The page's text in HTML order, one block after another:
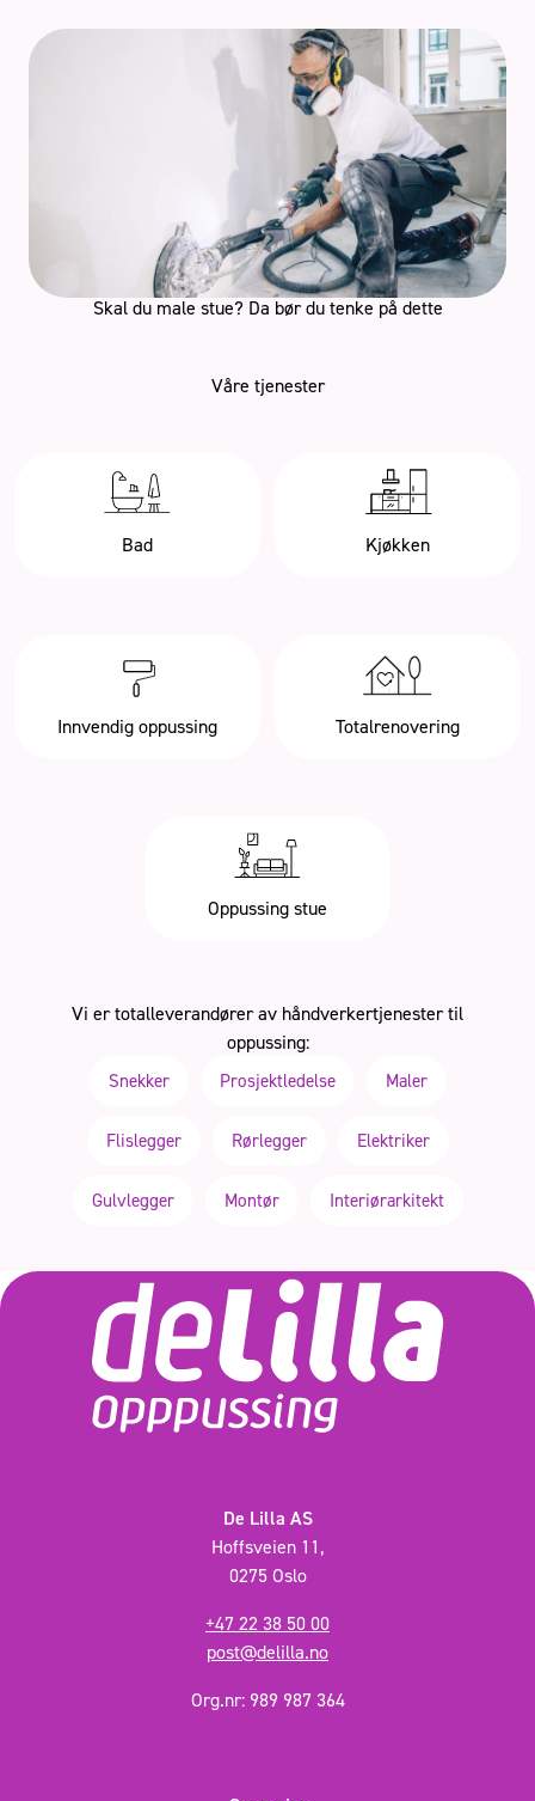
Skal du male stue? Da bør du tenke på dette
Våre tjenester
Bad Kjøkken
Innvendig oppussing Totalrenovering
Oppussing stue
Vi er totalleverandører av håndverkertjenester til
oppussing:
Snekker Prosjektledelse Maler
Flislegger Rørlegger Elektriker
Gulvlegger Montør Interiørarkitekt
De Lilla AS
Hoffsveien 11,
0275 Oslo
+47 22 38 50 00
post@delilla.no
Org.nr: 989 987 364